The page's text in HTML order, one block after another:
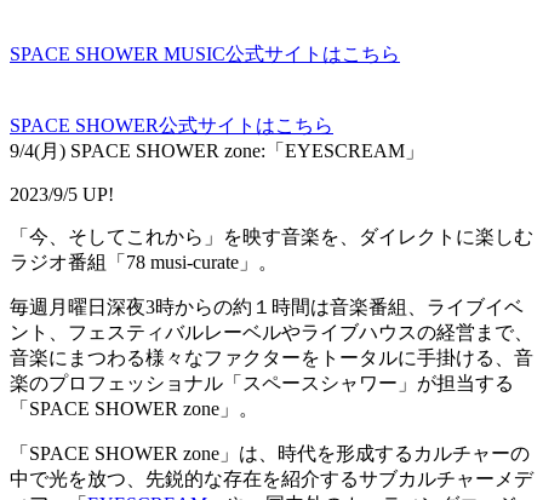
SPACE SHOWER MUSIC公式サイトはこちら
SPACE SHOWER公式サイトはこちら
9/4(月) SPACE SHOWER zone:「EYESCREAM」
2023/9/5 UP!
「今、そしてこれから」を映す音楽を、ダイレクトに楽しむ
ラジオ番組「78 musi-curate」。
毎週月曜日深夜3時からの約１時間は音楽番組、ライブイベ
ント、フェスティバルレーベルやライブハウスの経営まで、
音楽にまつわる様々なファクターをトータルに手掛ける、音
楽のプロフェッショナル「スペースシャワー」が担当する
「SPACE SHOWER zone」。
「SPACE SHOWER zone」は、時代を形成するカルチャーの
中で光を放つ、先鋭的な存在を紹介するサブカルチャーメデ